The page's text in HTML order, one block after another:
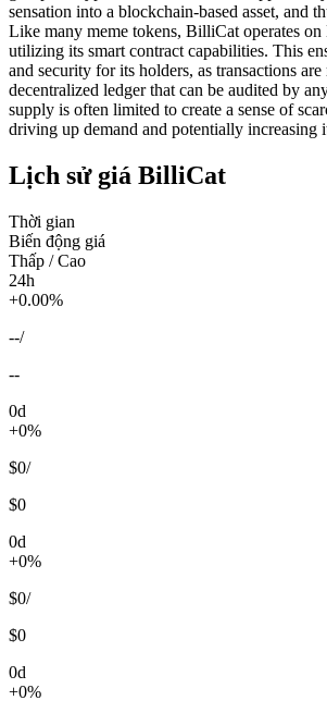
sensation into a blockchain-based asset, and
Like many meme tokens, BilliCat operates
utilizing its smart contract capabilities. This
and security for its holders, as transactions are
decentralized ledger that can be audited by
supply is often limited to create a sense of
driving up demand and potentially increasing
Lịch sử giá BilliCat
Thời gian
Biến động giá
Thấp / Cao
24h
+0.00%
--/
--
0d
+0%
$0/
$0
0d
+0%
$0/
$0
0d
+0%